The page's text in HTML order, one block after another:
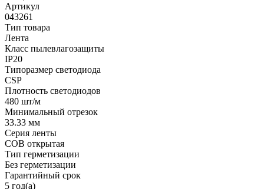
Артикул
043261
Тип товара
Лента
Класс пылевлагозащиты
IP20
Типоразмер светодиода
CSP
Плотность светодиодов
480 шт/м
Минимальный отрезок
33.33 мм
Серия ленты
COB открытая
Тип герметизации
Без герметизации
Гарантийный срок
5 год(а)